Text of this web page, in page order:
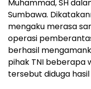
Muhammad, SH
Sumbawa.
mengaku merasa
operasi
berhasil
pihak TNI beberapa
tersebut diduga